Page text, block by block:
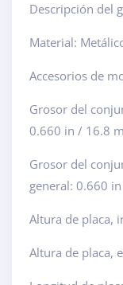
Descripción del
Material:
Accesorios de
Grosor del
0.660 in / 16.8
Grosor del
general: 0.660
Altura de placa,
Altura de placa,